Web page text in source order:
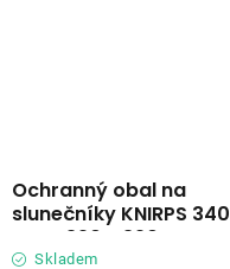
Ochranný obal na
slunečníky KNIRPS 340
cm a 320 x 320 cm
Skladem